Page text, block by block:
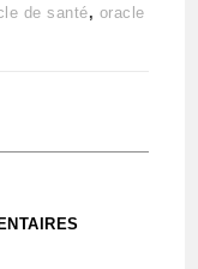
de santé, oracle